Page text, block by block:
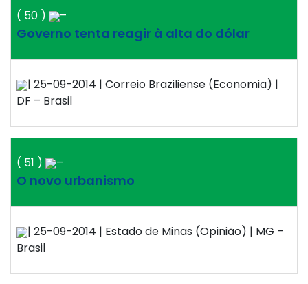
( 50 ) –
Governo tenta reagir à alta do dólar
| 25-09-2014 | Correio Braziliense (Economia) |
DF – Brasil
( 51 ) –
O novo urbanismo
| 25-09-2014 | Estado de Minas (Opinião) | MG –
Brasil